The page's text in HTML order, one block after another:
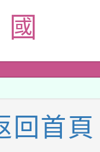
及節水達
福系列
景藝術
第2次
(無人
動站研
度閱讀
研習
智慧
國
回首頁